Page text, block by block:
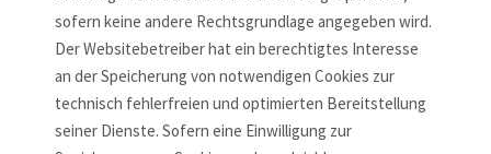
sofern keine andere Rechtsgrundlage angegeben wird.
Der Websitebetreiber hat ein berechtigtes Interesse
an der Speicherung von notwendigen Cookies zur
technisch fehlerfreien und optimierten Bereitstellung
seiner Dienste. Sofern eine Einwilligung zur